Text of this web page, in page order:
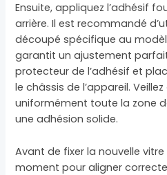
Ensuite, appliquez l’adhésif
arrière. Il est recommandé
découpé spécifique au
garantit un ajustement
protecteur de l’adhésif et
le châssis de l’appareil.
uniformément toute la zone
une adhésion solide.
Avant de fixer la nouvelle vitre
moment pour aligner